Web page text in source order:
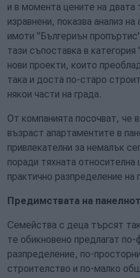
и в момента цените на двата
изравнени, показва анализ
имоти "Бългериън
тази съпоставка в
нови проекти, които
така и доста по-старо
някои части на града.
От компанията посочват, че
възраст апартаментите в
привлекателни за немалък
поради тяхната
практично разпределение на
Предимствата на
Семейства с деца търсят
те обикновено предлагат по-
разпределение, по-
строителство и по-малко